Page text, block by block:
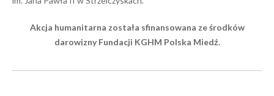
Akcja humanitarna została sfinansowana ze środków
darowizny Fundacji KGHM Polska Miedź.